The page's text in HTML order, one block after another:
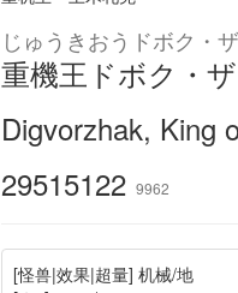
じゅうきおうドボク・
重機王ドボク・
Digvorzhak, King
29515122 9962
[怪兽|效果|超量] 机械/地